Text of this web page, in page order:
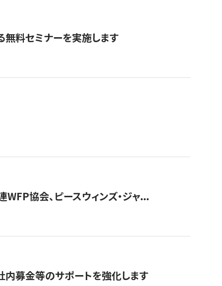
無料セミナーを実施します
協会、ピースウィンズ・ジャ...
内募金等のサポートを強化します